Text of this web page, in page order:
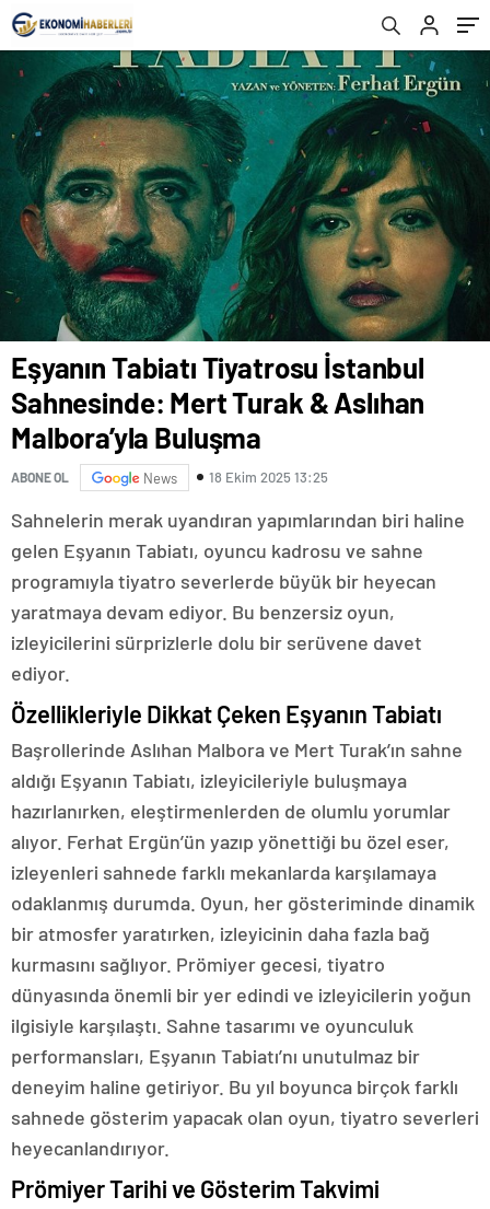
Eşyanın Tabiatı Tiyatrosu İstanbul
Sahnesinde: Mert Turak & Aslıhan
Malbora’yla Buluşma
ABONE OL News 18 Ekim 2025 13:25
Sahnelerin merak uyandıran yapımlarından biri haline
gelen Eşyanın Tabiatı, oyuncu kadrosu ve sahne
programıyla tiyatro severlerde büyük bir heyecan
yaratmaya devam ediyor. Bu benzersiz oyun,
izleyicilerini sürprizlerle dolu bir serüvene davet
ediyor.
Özellikleriyle Dikkat Çeken Eşyanın Tabiatı
Başrollerinde Aslıhan Malbora ve Mert Turak’ın sahne
aldığı Eşyanın Tabiatı, izleyicileriyle buluşmaya
hazırlanırken, eleştirmenlerden de olumlu yorumlar
alıyor. Ferhat Ergün’ün yazıp yönettiği bu özel eser,
izleyenleri sahnede farklı mekanlarda karşılamaya
odaklanmış durumda. Oyun, her gösteriminde dinamik
bir atmosfer yaratırken, izleyicinin daha fazla bağ
kurmasını sağlıyor. Prömiyer gecesi, tiyatro
dünyasında önemli bir yer edindi ve izleyicilerin yoğun
ilgisiyle karşılaştı. Sahne tasarımı ve oyunculuk
performansları, Eşyanın Tabiatı’nı unutulmaz bir
deneyim haline getiriyor. Bu yıl boyunca birçok farklı
sahnede gösterim yapacak olan oyun, tiyatro severleri
heyecanlandırıyor.
Prömiyer Tarihi ve Gösterim Takvimi